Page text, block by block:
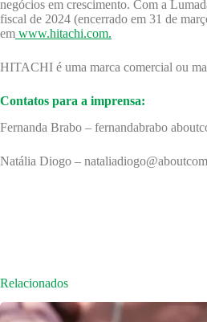
negócios em crescimento. Com a
fiscal de 2024 (encerrado em 31 de
em www.hitachi.com.
HITACHI é uma marca comercial ou
Contatos para a imprensa:
Fernanda Brabo – fernandabrabo
Natália Diogo –
Relacionados